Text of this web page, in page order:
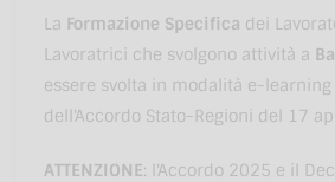
La Formazione Specifica dei
Lavoratrici che svolgono attività a
essere svolta in modalità e-learning
dell'Accordo Stato-Regioni del 17
ATTENZIONE: l'Accordo 2025 e il